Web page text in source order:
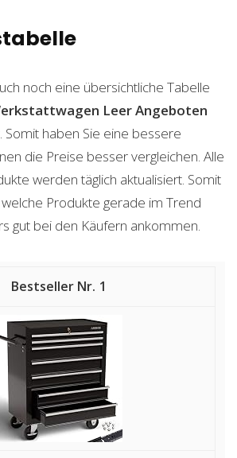
noch eine übersichtliche Tabelle
LeerAngeboten
Somit haben Sie eine bessere
die Preise besser vergleichen. Alle
werden täglich aktualisiert. Somit
Produkte gerade im Trend
gut bei den Käufern ankommen.
1